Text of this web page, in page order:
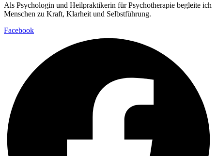
Als Psychologin und Heilpraktikerin für Psychotherapie begleite ich
Menschen zu Kraft, Klarheit und Selbstführung.
Facebook